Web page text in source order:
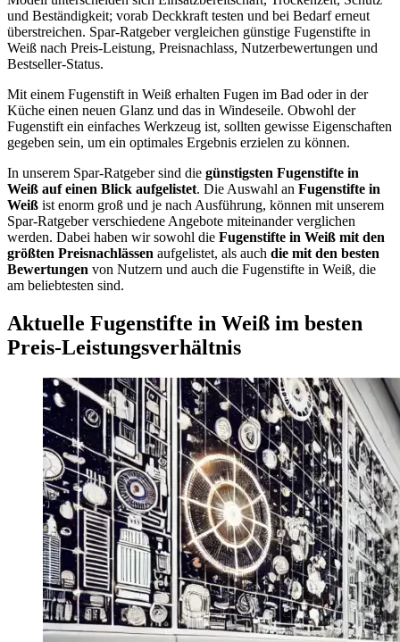
und Beständigkeit; vorab Deckkraft testen und bei Bedarf erneut
überstreichen. Spar-Ratgeber vergleichen günstige Fugenstifte in
Weiß nach Preis-Leistung, Preisnachlass, Nutzerbewertungen und
Bestseller-Status.
Mit einem Fugenstift in Weiß erhalten Fugen im Bad oder in der
Küche einen neuen Glanz und das in Windeseile. Obwohl der
Fugenstift ein einfaches Werkzeug ist, sollten gewisse Eigenschaften
gegeben sein, um ein optimales Ergebnis erzielen zu können.
In unserem Spar-Ratgeber sind die günstigsten Fugenstifte in
Weiß auf einen Blick aufgelistet. Die Auswahl an Fugenstifte in
Weiß ist enorm groß und je nach Ausführung, können mit unserem
Spar-Ratgeber verschiedene Angebote miteinander verglichen
werden. Dabei haben wir sowohl die Fugenstifte in Weiß mit den
größten Preisnachlässen aufgelistet, als auch die mit den besten
Bewertungen von Nutzern und auch die Fugenstifte in Weiß, die
am beliebtesten sind.
Aktuelle Fugenstifte in Weiß im besten
Preis-Leistungsverhältnis